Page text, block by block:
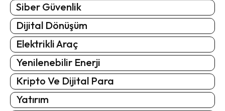
Siber Güvenlik
Dijital Dönüşüm
Elektrikli Araç
Yenilenebilir Enerji
Kripto Ve Dijital Para
Yatırım